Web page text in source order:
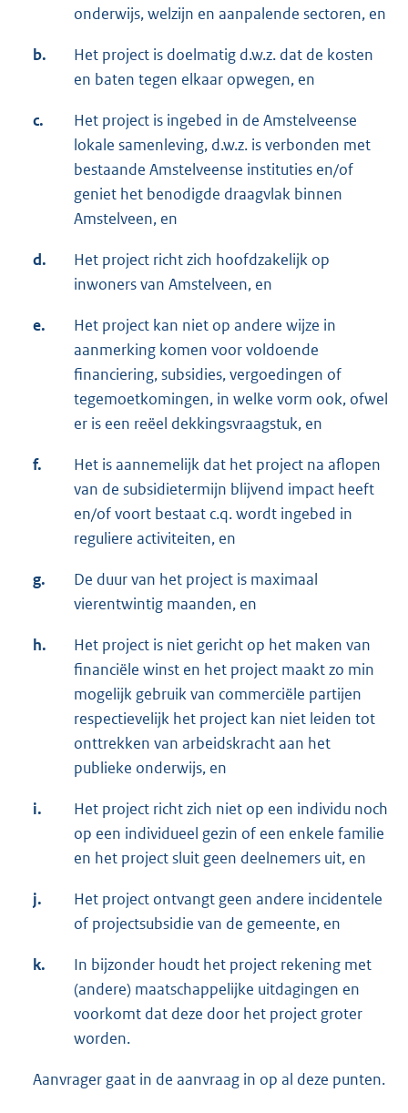
onderwijs, welzijn en aanpalende sectoren, en
b.
Het project is doelmatig d.w.z. dat de kosten
en baten tegen elkaar opwegen, en
c.
Het project is ingebed in de Amstelveense
lokale samenleving, d.w.z. is verbonden met
bestaande Amstelveense instituties en/of
geniet het benodigde draagvlak binnen
Amstelveen, en
d.
Het project richt zich hoofdzakelijk op
inwoners van Amstelveen, en
e.
Het project kan niet op andere wijze in
aanmerking komen voor voldoende
financiering, subsidies, vergoedingen of
tegemoetkomingen, in welke vorm ook, ofwel
er is een reëel dekkingsvraagstuk, en
f.
Het is aannemelijk dat het project na aflopen
van de subsidietermijn blijvend impact heeft
en/of voort bestaat c.q. wordt ingebed in
reguliere activiteiten, en
g.
De duur van het project is maximaal
vierentwintig maanden, en
h.
Het project is niet gericht op het maken van
financiële winst en het project maakt zo min
mogelijk gebruik van commerciële partijen
respectievelijk het project kan niet leiden tot
onttrekken van arbeidskracht aan het
publieke onderwijs, en
i.
Het project richt zich niet op een individu noch
op een individueel gezin of een enkele familie
en het project sluit geen deelnemers uit, en
j.
Het project ontvangt geen andere incidentele
of projectsubsidie van de gemeente, en
k.
In bijzonder houdt het project rekening met
(andere) maatschappelijke uitdagingen en
voorkomt dat deze door het project groter
worden.
Aanvrager gaat in de aanvraag in op al deze punten.